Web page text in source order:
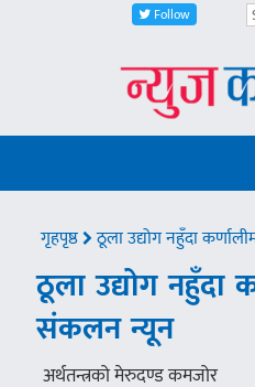
Follow
गृहपृष्ठ ठूला उद्योग नहुँदा
ठूला उद्योग नहुँदा
संकलन न्यून
अर्थतन्त्रको मेरुदण्ड कमजोर